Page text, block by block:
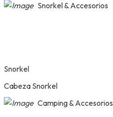
Snorkel & Accesorios
Snorkel
Cabeza Snorkel
Camping & Accesorios